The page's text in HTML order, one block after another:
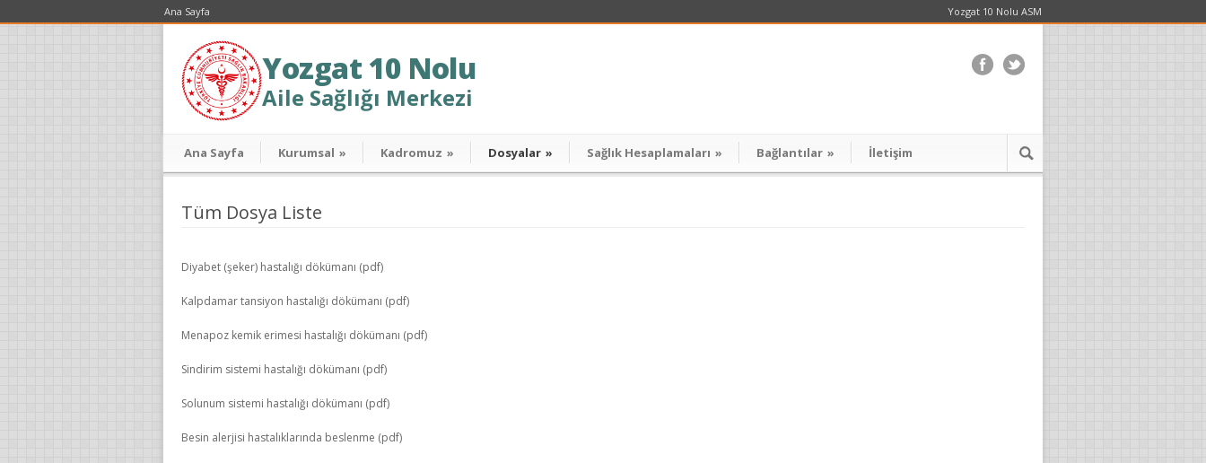
Ana Sayfa Yozgat 10 Nolu ASM
Yozgat 10 Nolu
Aile Sağlığı Merkezi
Ana Sayfa Kurumsal » Kadromuz » Dosyalar » Sağlık Hesaplamaları » Bağlantılar » İletişim
Tüm Dosya Liste
Diyabet (şeker) hastalığı dökümanı (pdf)
Kalpdamar tansiyon hastalığı dökümanı (pdf)
Menapoz kemik erimesi hastalığı dökümanı (pdf)
Sindirim sistemi hastalığı dökümanı (pdf)
Solunum sistemi hastalığı dökümanı (pdf)
Besin alerjisi hastalıklarında beslenme (pdf)